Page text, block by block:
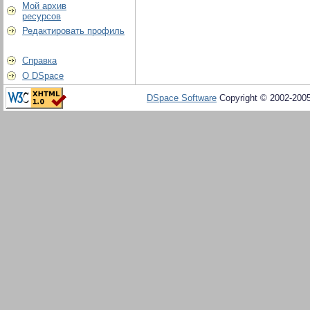
Мой архив
ресурсов
Редактировать профиль
Справка
О DSpace
DSpace Software Copyright © 2002-